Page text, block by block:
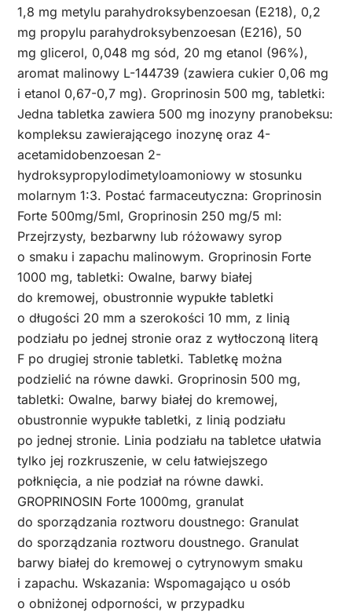
1,8 mg metylu parahydroksybenzoesan (E218), 0,2
mg propylu parahydroksybenzoesan (E216), 50
mg glicerol, 0,048 mg sód, 20 mg etanol (96%),
aromat malinowy L-144739 (zawiera cukier 0,06 mg
i etanol 0,67-0,7 mg). Groprinosin 500 mg, tabletki:
Jedna tabletka zawiera 500 mg inozyny pranobeksu:
kompleksu zawierającego inozynę oraz 4-
acetamidobenzoesan 2-
hydroksypropylodimetyloamoniowy w stosunku
molarnym 1:3. Postać farmaceutyczna: Groprinosin
Forte 500mg/5ml, Groprinosin 250 mg/5 ml:
Przejrzysty, bezbarwny lub różowawy syrop
o smaku i zapachu malinowym. Groprinosin Forte
1000 mg, tabletki: Owalne, barwy białej
do kremowej, obustronnie wypukłe tabletki
o długości 20 mm a szerokości 10 mm, z linią
podziału po jednej stronie oraz z wytłoczoną literą
F po drugiej stronie tabletki. Tabletkę można
podzielić na równe dawki. Groprinosin 500 mg,
tabletki: Owalne, barwy białej do kremowej,
obustronnie wypukłe tabletki, z linią podziału
po jednej stronie. Linia podziału na tabletce ułatwia
tylko jej rozkruszenie, w celu łatwiejszego
połknięcia, a nie podział na równe dawki.
GROPRINOSIN Forte 1000mg, granulat
do sporządzania roztworu doustnego: Granulat
do sporządzania roztworu doustnego. Granulat
barwy białej do kremowej o cytrynowym smaku
i zapachu. Wskazania: Wspomagająco u osób
o obniżonej odporności, w przypadku